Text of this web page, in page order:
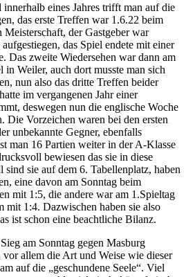
eines Jahres trifft man auf die
das erste Treffen war 1.6.22 beim
der Gastgeber war
das Spiel endete mit einer
Das zweite Wiedersehen war dann am
in Weiler, auch dort musste man sich
nun also das dritte Treffen beider
im vergangenen Jahr einer
deswegen nun die englische Woche
Die Vorzeichen waren bei den ersten
unbekannte Gegner, ebenfalls
man 16 Partien weiter in der A-Klasse
bewiesen das sie in diese
sind sie auf dem 6. Tabellenplatz, haben
eine davon am Sonntag beim
mit 1:5, die andere war am 1.Spieltag
mit 1:4. Dazwischen haben sie also
ist schon eine beachtliche Bilanz.
am Sonntag gegen Masburg
vor allem die Art und Weise wie dieser
auf die „geschundene Seele“. Viel